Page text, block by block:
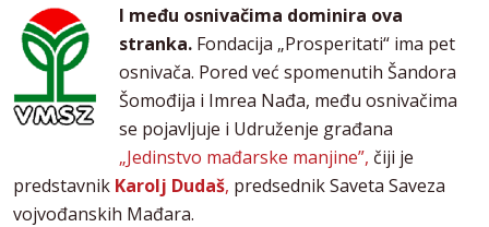
I među osnivačima dominira ova
stranka. Fondacija „Prosperitati“ ima pet
osnivača. Pored već spomenutih Šandora
Šomođija i Imrea Nađa, među osnivačima
se pojavljuje i Udruženje građana
„Jedinstvo mađarske manjine”, čiji je
predstavnik Karolj Dudaš, predsednik Saveta Saveza
vojvođanskih Mađara.